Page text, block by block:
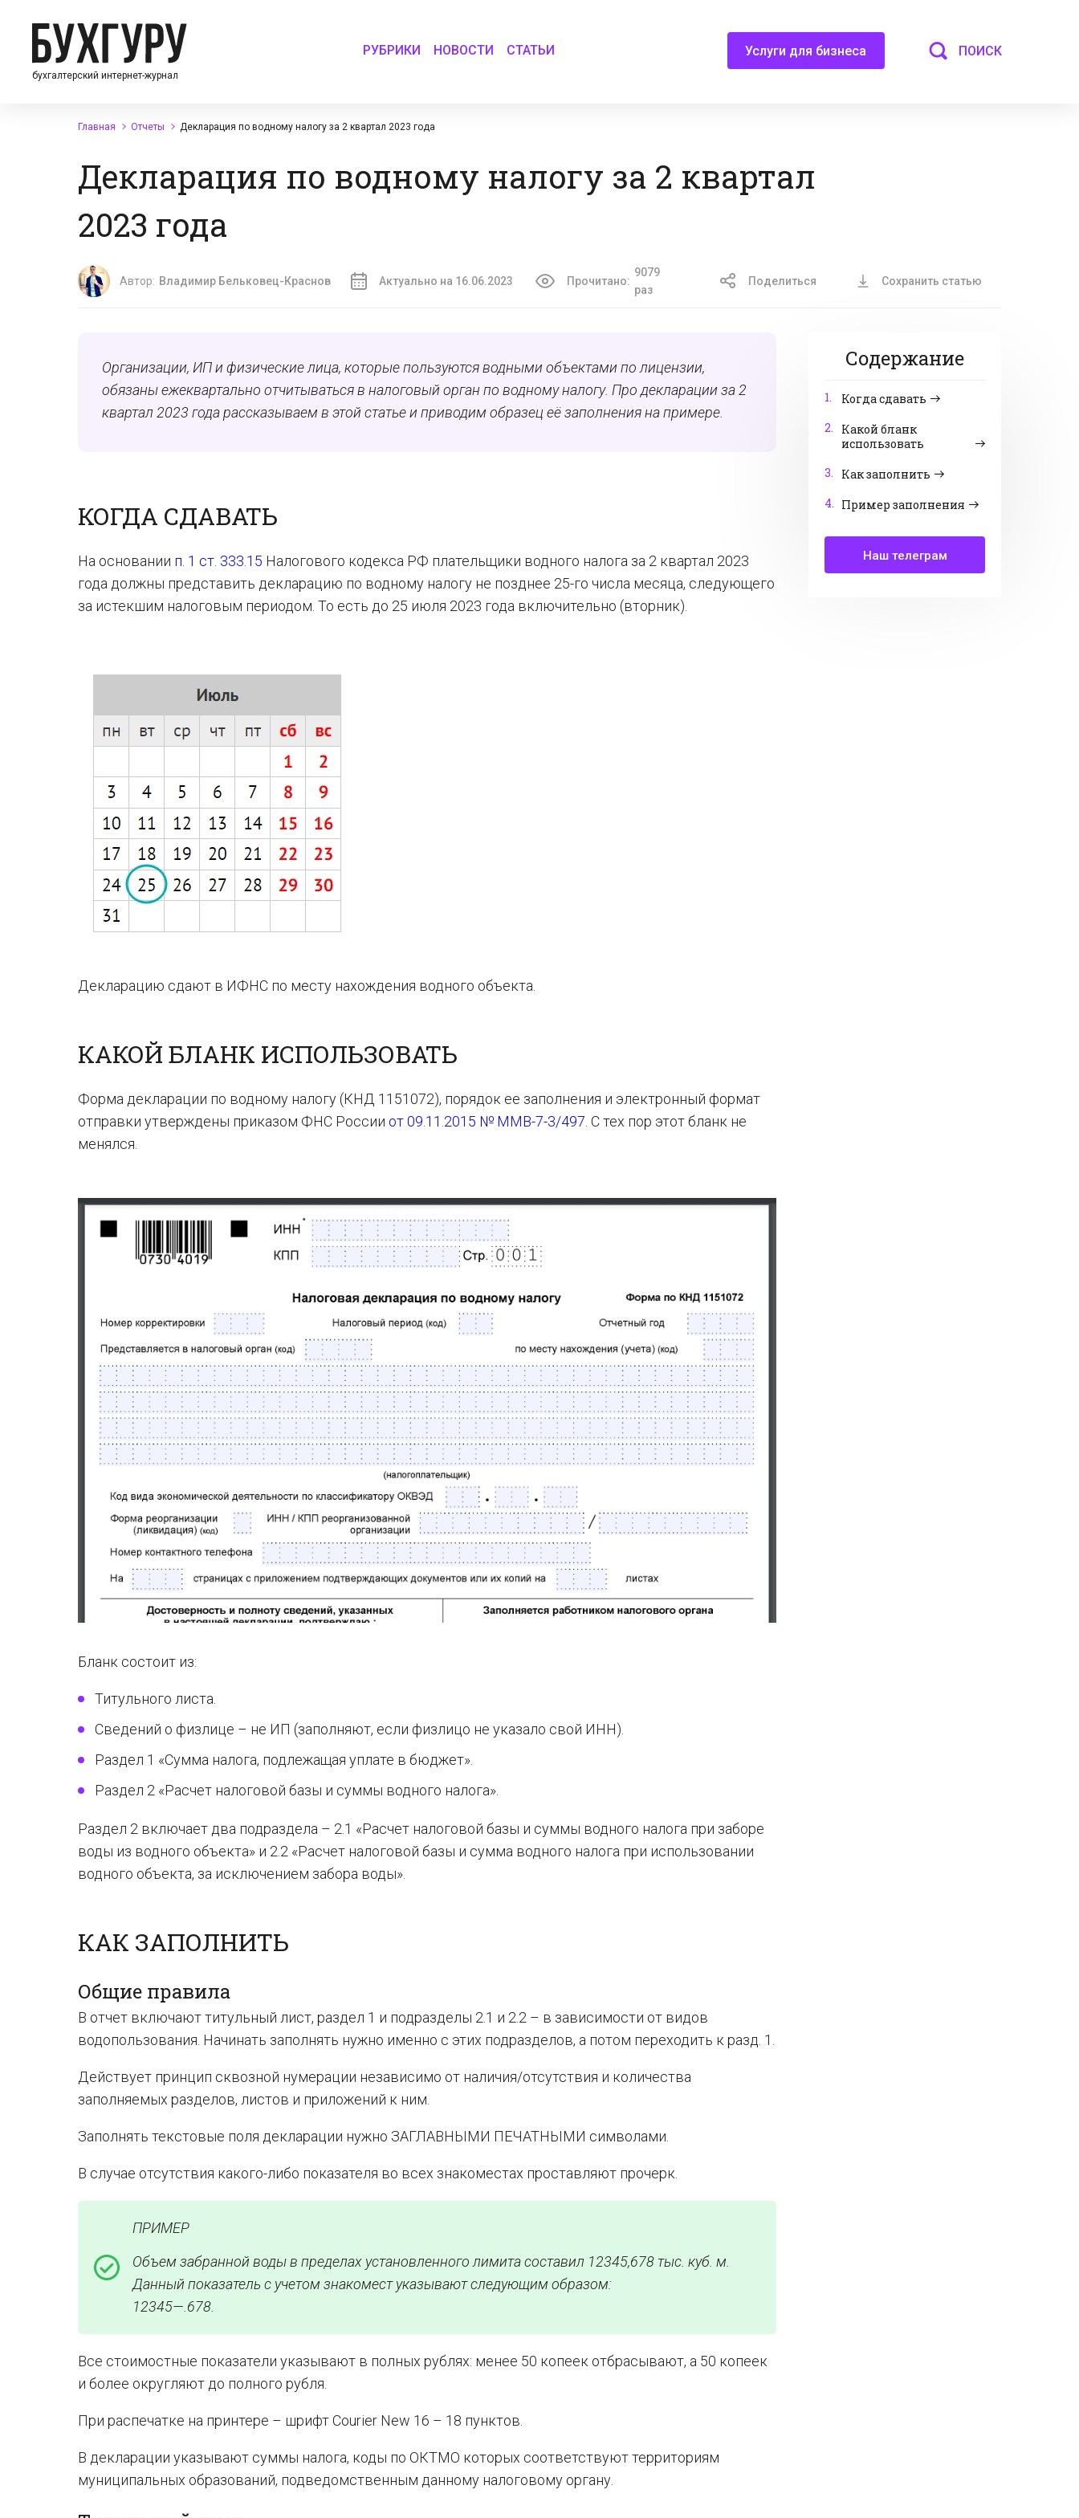
бухгалтерский интернет-журнал
РУБРИКИ НОВОСТИ СТАТЬИ Услуги для бизнеса ПОИСК
Главная Отчеты Декларация по водному налогу за 2 квартал 2023 года
Декларация по водному налогу за 2 квартал
2023 года
Автор: Владимир Бельковец-Краснов Актуально на 16.06.2023 Прочитано:
9079
раз
Поделиться Сохранить статью
Содержание
1.
Когда сдавать
2.
Какой бланк
использовать
3.
Как заполнить
4. Пример заполнения
Наш телеграм
Организации, ИП и физические лица, которые пользуются водными объектами по лицензии,
обязаны ежеквартально отчитываться в налоговый орган по водному налогу. Про декларации за 2
квартал 2023 года рассказываем в этой статье и приводим образец её заполнения на примере.
КОГДА СДАВАТЬ
На основании п. 1 ст. 333.15 Налогового кодекса РФ плательщики водного налога за 2 квартал 2023
года должны представить декларацию по водному налогу не позднее 25-го числа месяца, следующего
за истекшим налоговым периодом. То есть до 25 июля 2023 года включительно (вторник).
Декларацию сдают в ИФНС по месту нахождения водного объекта.
КАКОЙ БЛАНК ИСПОЛЬЗОВАТЬ
Форма декларации по водному налогу (КНД 1151072), порядок ее заполнения и электронный формат
отправки утверждены приказом ФНС России от 09.11.2015 № ММВ-7-3/497 . С тех пор этот бланк не
менялся.
Бланк состоит из:
Титульного листа.
Сведений о физлице – не ИП (заполняют, если физлицо не указало свой ИНН).
Раздел 1 «Сумма налога, подлежащая уплате в бюджет».
Раздел 2 «Расчет налоговой базы и суммы водного налога».
Раздел 2 включает два подраздела – 2.1 «Расчет налоговой базы и суммы водного налога при заборе
воды из водного объекта» и 2.2 «Расчет налоговой базы и сумма водного налога при использовании
водного объекта, за исключением забора воды».
КАК ЗАПОЛНИТЬ
Общие правила
В отчет включают титульный лист, раздел 1 и подразделы 2.1 и 2.2 – в зависимости от видов
водопользования. Начинать заполнять нужно именно с этих подразделов, а потом переходить к разд. 1.
Действует принцип сквозной нумерации независимо от наличия/отсутствия и количества
заполняемых разделов, листов и приложений к ним.
Заполнять текстовые поля декларации нужно ЗАГЛАВНЫМИ ПЕЧАТНЫМИ символами.
В случае отсутствия какого-либо показателя во всех знакоместах проставляют прочерк.
ПРИМЕР
Объем забранной воды в пределах установленного лимита составил 12345,678 тыс. куб. м.
Данный показатель с учетом знакомест указывают следующим образом:
12345—.678.
Все стоимостные показатели указывают в полных рублях: менее 50 копеек отбрасывают, а 50 копеек
и более округляют до полного рубля.
При распечатке на принтере – шрифт Courier New 16 – 18 пунктов.
В декларации указывают суммы налога, коды по ОКТМО которых соответствуют территориям
муниципальных образований, подведомственным данному налоговому органу.